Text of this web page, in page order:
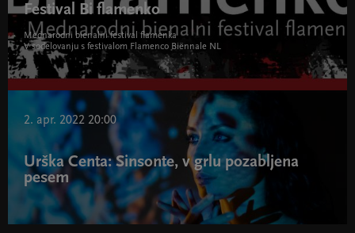
Festival Bi flamenko " width="580" height="395">
Festival Bi flamenko
Mednarodni bienalni festival flamenka
V sodelovanju s festivalom Flamenco Biënnale NL
2. apr. 2022 20:00
Urška Centa: Sinsonte, v grlu pozabljena
pesem